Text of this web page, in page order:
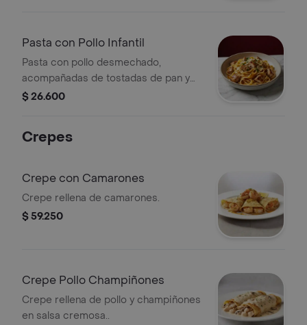
Pasta con Pollo Infantil
Pasta con pollo desmechado,
acompañadas de tostadas de pan y
queso parmesano, ideal para niños.
$ 26.600
Crepes
Crepe con Camarones
Crepe rellena de camarones.
$ 59.250
Crepe Pollo Champiñones
Crepe rellena de pollo y champiñones
en salsa cremosa..